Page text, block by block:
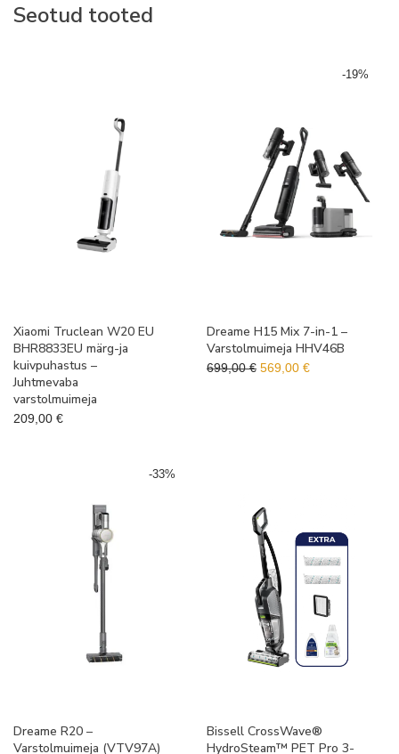
Seotud tooted
Xiaomi Truclean W20 EU
BHR8833EU märg-ja
kuivpuhastus –
Juhtmevaba
varstolmuimeja
209,00 €
-19%
Dreame H15 Mix 7-in-1 –
Varstolmuimeja HHV46B
699,00€ Algne hind oli: 699,00 €.
569,00 €Praegune hind
-33%
Dreame R20 –
Varstolmuimeja (VTV97A)
Bissell CrossWave®
HydroSteam™ PET Pro 3-